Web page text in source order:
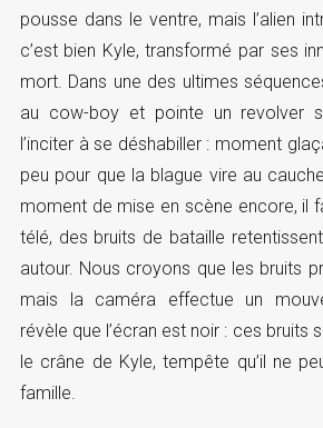
pousse dans le ventre, mais l’alien
c’est bien Kyle, transformé par ses
mort. Dans une des ultimes
au cow-boy et pointe un revolver
l’inciter à se déshabiller : moment
peu pour que la blague vire au
moment de mise en scène encore, il
télé, des bruits de bataille
autour. Nous croyons que les bruits
mais la caméra effectue un
révèle que l’écran est noir : ces bruits
le crâne de Kyle, tempête qu’il ne
famille.